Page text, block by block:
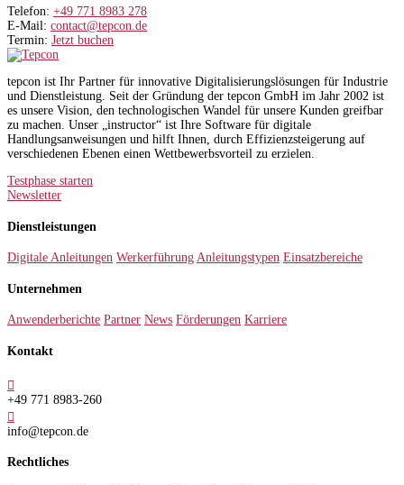
Telefon: +49 771 8983 278
E-Mail: contact@tepcon.de
Termin: Jetzt buchen
tepcon ist Ihr Partner für innovative Digitalisierungslösungen für Industrie
und Dienstleistung. Seit der Gründung der tepcon GmbH im Jahr 2002 ist
es unsere Vision, den technologischen Wandel für unsere Kunden greifbar
zu machen. Unser „instructor“ ist Ihre Software für digitale
Handlungsanweisungen und hilft Ihnen, durch Effizienzsteigerung auf
verschiedenen Ebenen einen Wettbewerbsvorteil zu erzielen.
Testphase starten
Newsletter
Dienstleistungen
Digitale Anleitungen Werkerführung Anleitungstypen Einsatzbereiche
Unternehmen
Anwenderberichte Partner News Förderungen Karriere
Kontakt

+49 771 8983-260

info@tepcon.de
Rechtliches